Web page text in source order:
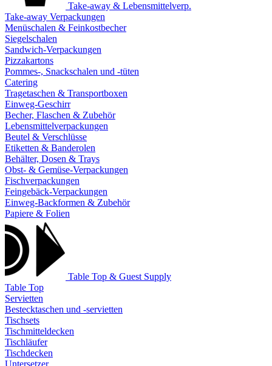
Take-away & Lebensmittelverp.
Take-away Verpackungen
Menüschalen & Feinkostbecher
Siegelschalen
Sandwich-Verpackungen
Pizzakartons
Pommes-, Snackschalen und -tüten
Catering
Tragetaschen & Transportboxen
Einweg-Geschirr
Becher, Flaschen & Zubehör
Lebensmittelverpackungen
Beutel & Verschlüsse
Etiketten & Banderolen
Behälter, Dosen & Trays
Obst- & Gemüse-Verpackungen
Fischverpackungen
Feingebäck-Verpackungen
Einweg-Backformen & Zubehör
Papiere & Folien
Table Top & Guest Supply
Table Top
Servietten
Bestecktaschen und -servietten
Tischsets
Tischmitteldecken
Tischläufer
Tischdecken